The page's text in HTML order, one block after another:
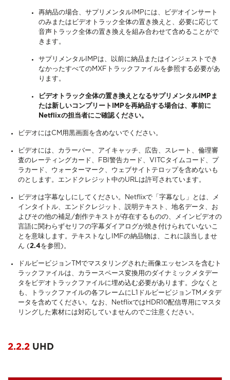
再納品の場合、サプリメンタルIMPには、ビデオインサート
のみまたはビデオトラック全体の置き換えと、必要に応じて
音声トラック全体の置き換えを組み合わせて含めることがで
きます。
サプリメンタルIMPは、以前に納品またはインジェストでき
なかったすべてのMXFトラックファイルを参照する必要があ
ります。
ビデオトラック全体の置き換えとなるサプリメンタルIMPま
たは新しいコンプリートIMPを再納品する場合は、事前に
Netflixの担当者にご確認ください。
ビデオにはCM用黒画面を含めないでください。
ビデオには、カラーバー、アイキャッチ、広告、スレート、倫理審
査のレーティングカード、FBI警告カード、VITCタイムコード、プ
ラカード、ウォーターマーク、ウェブサイトテロップを含めないも
のとします。エンドクレジット中のURLは許可されています。
ビデオは字幕なしにしてください。Netflixで「字幕なし」とは、メ
インタイトル、エンドクレジット、説明テキスト、地名データ、お
よびその他の補足/創作テキストが存在するものの、メインビデオの
言語に関わらずセリフの字幕ダイアログが焼き付けられていないこ
とを意味します。テキストなしIMFの納品物は、これに該当しませ
ん (2.4を参照)。
ドルビービジョンTMでマスタリングされた画像エッセンスを含むト
ラックファイルは、カラースペース変換用のダイナミックメタデー
タをビデオトラックファイルに埋め込む必要があります。少なくと
も、トラックファイルの各フレームにL1ドルビービジョンTMメタデ
ータを含めてください。なお、NetflixではHDR10配信専用にマスタ
リングした素材には対応していませんのでご注意ください。
2.2.2 UHD